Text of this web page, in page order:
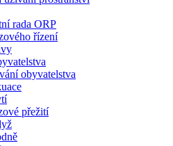
rada ORP
řízení
obyvatelstva
přežití